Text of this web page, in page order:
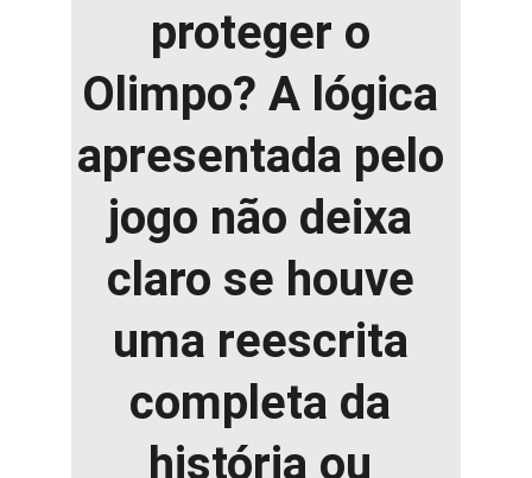
proteger o
Olimpo? A lógica
apresentada pelo
jogo não deixa
claro se houve
uma reescrita
completa da
história ou